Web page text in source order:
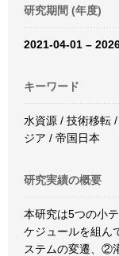
研究期間 (年度)
2021-04-01 –
キーワード
水資源 / 技術移転
ジア / 帝国日本
研究実績の概要
本研究は5つの小
ケジュールを組ん
ステムの変遷、②